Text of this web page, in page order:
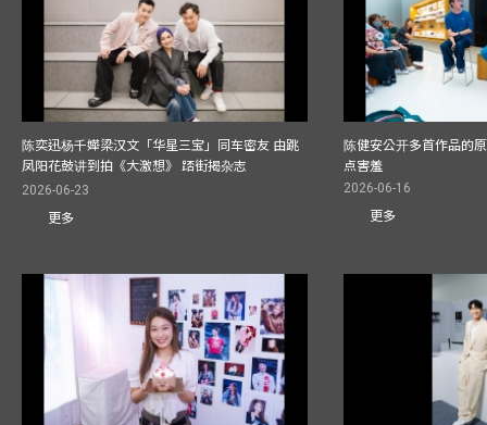
陈奕迅杨千嬅梁汉文「华星三宝」同车密友 由跳
凤阳花鼓讲到拍《大激想》 踎街揭杂志
2026-06-23
更多
陈健安公开多首作品的
点害羞
2026-06-16
更多